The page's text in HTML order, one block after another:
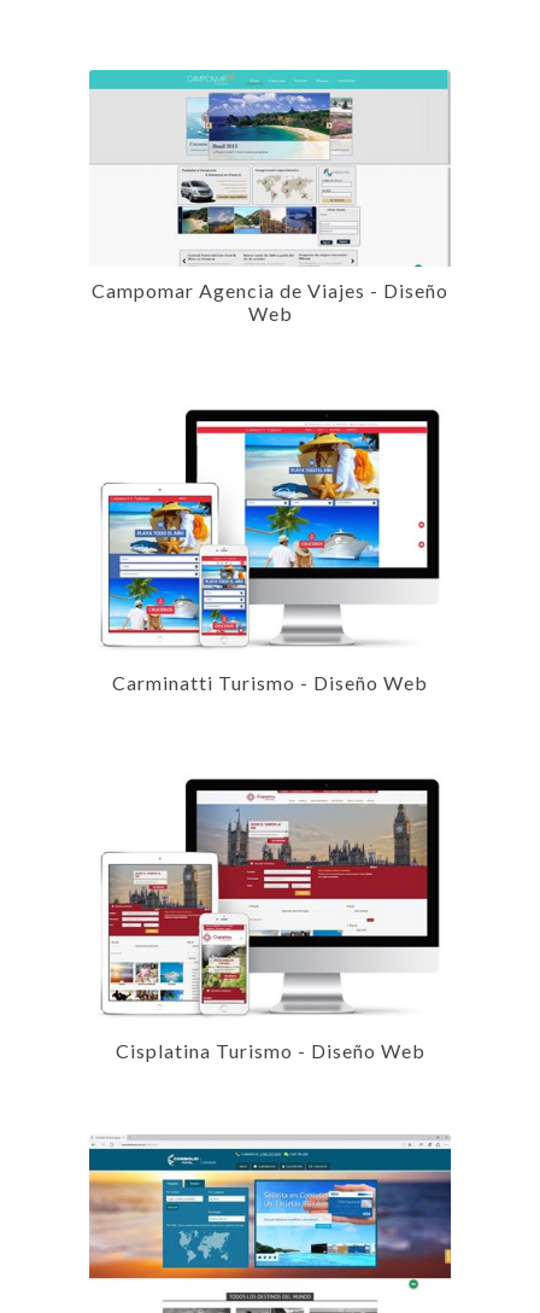
Campomar Agencia de Viajes - Diseño
Web
Carminatti Turismo - Diseño Web
Cisplatina Turismo - Diseño Web